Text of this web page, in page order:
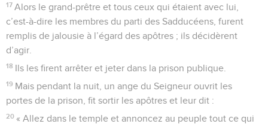
17 Alors le grand-prêtre et tous ceux qui étaient avec lui,
c’est-à-dire les membres du parti des Sadducéens, furent
remplis de jalousie à l’égard des apôtres ; ils décidèrent
d’agir.
18 Ils les firent arrêter et jeter dans la prison publique.
19 Mais pendant la nuit, un ange du Seigneur ouvrit les
portes de la prison, fit sortir les apôtres et leur dit :
20 « Allez dans le temple et annoncez au peuple tout ce qui